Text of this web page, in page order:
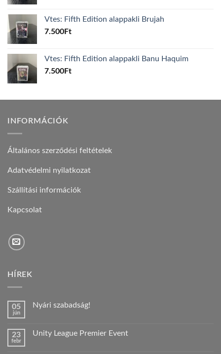
Vtes: Fifth Edition alappakli Brujah
7.500Ft
Vtes: Fifth Edition alappakli Banu Haquim
7.500Ft
INFORMÁCIÓK
Általános szerződési feltételek
Adatvédelmi nyilatkozat
Szállítási információk
Kapcsolat
HÍREK
05
jún
Nyári szabadság!
Nyári
23
febr
Unity League Premier Event